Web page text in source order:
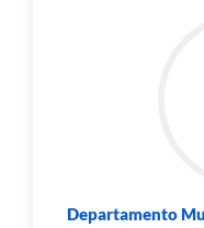
Departamento